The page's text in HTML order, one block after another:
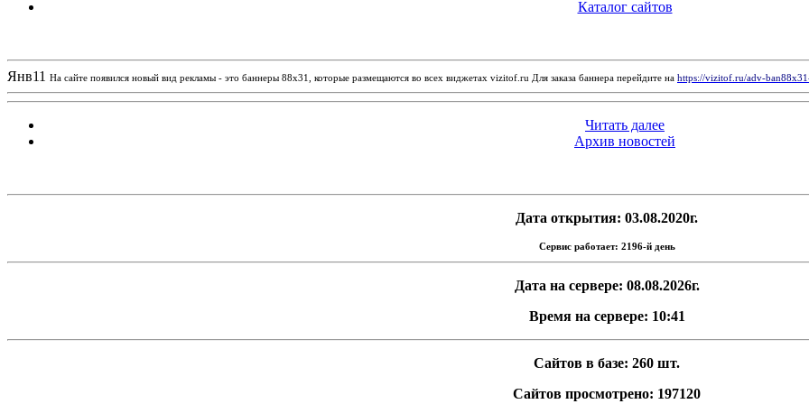
Каталог сайтов
Янв11 На сайте появился новый вид рекламы - это баннеры 88х31, которые размещаются во всех виджетах vizitof.ru Для заказа баннера перейдите на https://vizitof.ru/adv-
Читать далее
Архив новостей
Дата открытия: 03.08.2020г.
Сервис работает: 2196-й день
Дата на сервере: 08.08.2026г.
Время на сервере: 10:41
Сайтов в базе: 260 шт.
Сайтов просмотрено: 197120